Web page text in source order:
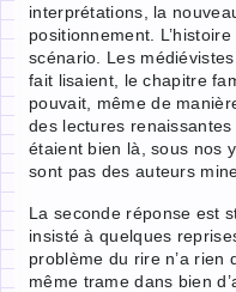
interprétations, la
positionnement.
scénario. Les
fait lisaient, le chapitre
pouvait, même de
des lectures
étaient bien là, sous nos
sont pas des auteurs
La seconde réponse est
insisté à quelques
problème du rire n’a rien
même trame dans bien